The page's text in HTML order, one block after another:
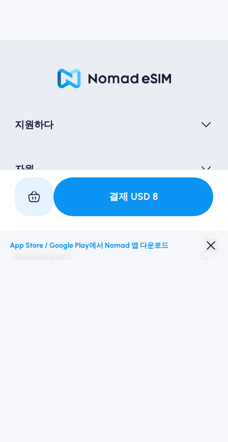
결제 USD8
지원하다
자원
우리와 파트너
App Store / Google Play에서 Nomad 앱 다운로드